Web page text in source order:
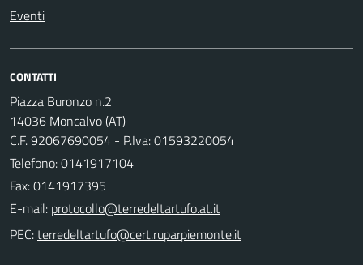
Eventi
CONTATTI
Piazza Buronzo n.2
14036 Moncalvo (AT)
C.F. 92067690054 - P.Iva: 01593220054
Telefono:0141917104
Fax: 0141917395
E-mail:
PEC: